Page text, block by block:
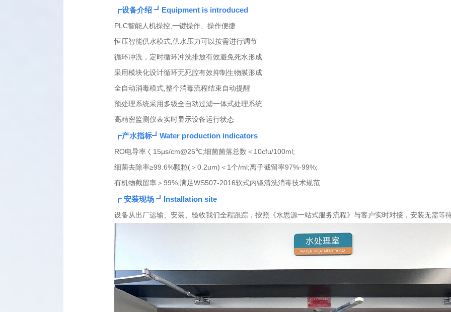
┏设备介绍 ┛ Equipment is introduced
PLC智能人机操控,一键操作、操作便捷
恒压智能供水模式,供水压力可以按需进行调节
循环冲洗，定时循环冲洗排放有效避免死水形成
采用模块化设计循环无死腔有效抑制生物膜形成
全自动消毒模式,整个消毒流程结束自动提醒
预处理系统采用多级全自动过滤一体式处理系统
高精密监测仪表实时显示设备运行状态
┏产水指标┛Water production indicators
RO电导率く15μs/cm@25℃;细菌菌落总数＜10cfu/100ml;
细菌去除率≥99.6%颗粒(＞0.2um)＜1个/ml;离子截留率97%-99%;
有机物截留率＞99%;满足WS507-2016软式内镜清洗消毒技术规范
┏ 安装现场 ┛ Installation site
设备从出厂运输、安装、验收我们全程跟踪，按照《水思源一站式服务流程》与客户实时对接，安装无需等